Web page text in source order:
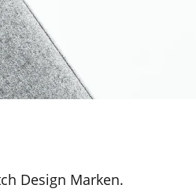
Design Marken.